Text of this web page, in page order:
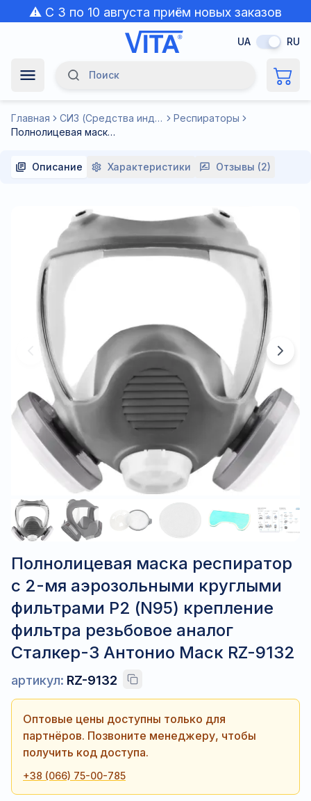
⚠️ С 3 по 10 августа приём новых заказов
приостановлен из-за жары.
UA RU
Поиск
Главная СИЗ (Средства индивидуальной защиты)
Респираторы
Полнолицевая маска респиратор с 2-мя аэрозольными круглыми фильтрами Р2 (N95) крепление фильтра резьбовое аналог Сталкер-3 Антонио Маск RZ-9132
Описание Характеристики Отзывы (2)
Полнолицевая маска респиратор
с 2-мя аэрозольными круглыми
фильтрами Р2 (N95) крепление
фильтра резьбовое аналог
Сталкер-3 Антонио Маск RZ-9132
артикул: RZ-9132
Оптовые цены доступны только для
партнёров. Позвоните менеджеру, чтобы
получить код доступа.
+38 (066) 75-00-785